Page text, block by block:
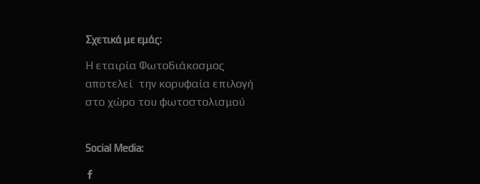
Σχετικά με εμάς:
Η εταιρία Φωτοδιάκοσμος
αποτελεί την κορυφαία επιλογή
στο χώρο του φωτοστολισμού
Social Media: